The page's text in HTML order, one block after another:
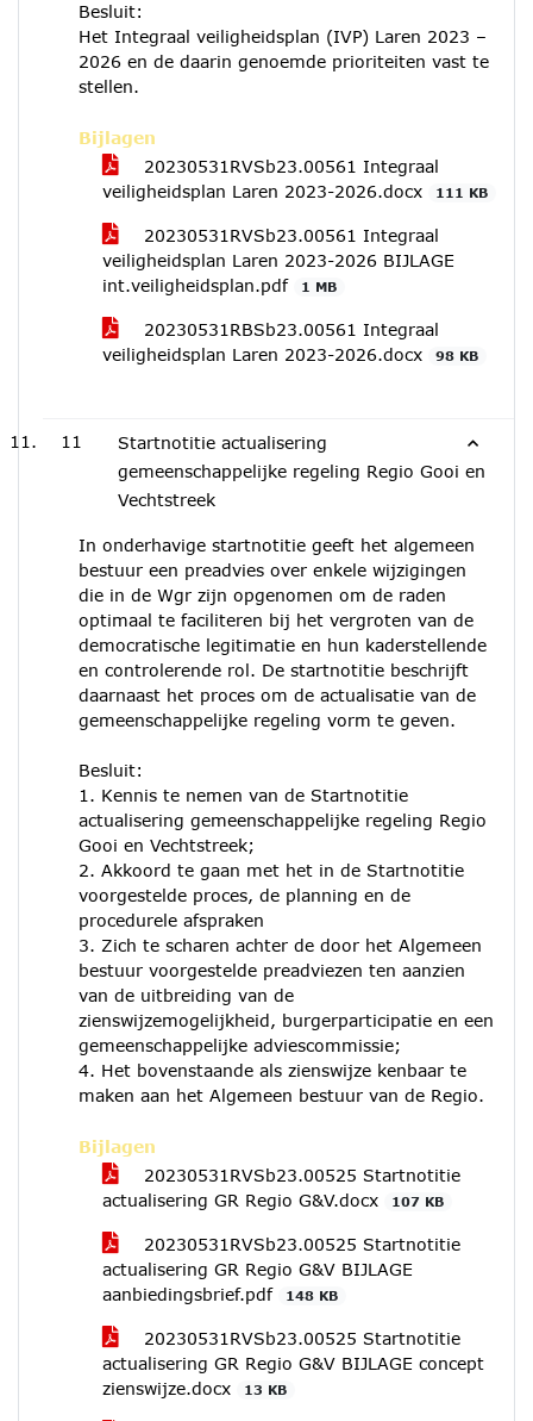
Besluit:
Het Integraal veiligheidsplan (IVP) Laren 2023 –
2026 en de daarin genoemde prioriteiten vast te
stellen.
Bijlagen
20230531RVSb23.00561 Integraal
veiligheidsplan Laren 2023-2026.docx
111 KB
20230531RVSb23.00561 Integraal
veiligheidsplan Laren 2023-2026 BIJLAGE
int.veiligheidsplan.pdf
1 MB
20230531RBSb23.00561 Integraal
veiligheidsplan Laren 2023-2026.docx
98 KB
11
Startnotitie actualisering
gemeenschappelijke regeling Regio Gooi en
Vechtstreek
In onderhavige startnotitie geeft het algemeen
bestuur een preadvies over enkele wijzigingen
die in de Wgr zijn opgenomen om de raden
optimaal te faciliteren bij het vergroten van de
democratische legitimatie en hun kaderstellende
en controlerende rol. De startnotitie beschrijft
daarnaast het proces om de actualisatie van de
gemeenschappelijke regeling vorm te geven.
Besluit:
1. Kennis te nemen van de Startnotitie
actualisering gemeenschappelijke regeling Regio
Gooi en Vechtstreek;
2. Akkoord te gaan met het in de Startnotitie
voorgestelde proces, de planning en de
procedurele afspraken
3. Zich te scharen achter de door het Algemeen
bestuur voorgestelde preadviezen ten aanzien
van de uitbreiding van de
zienswijzemogelijkheid, burgerparticipatie en een
gemeenschappelijke adviescommissie;
4. Het bovenstaande als zienswijze kenbaar te
maken aan het Algemeen bestuur van de Regio.
Bijlagen
20230531RVSb23.00525 Startnotitie
actualisering GR Regio G&V.docx
107 KB
20230531RVSb23.00525 Startnotitie
actualisering GR Regio G&V BIJLAGE
aanbiedingsbrief.pdf
148 KB
20230531RVSb23.00525 Startnotitie
actualisering GR Regio G&V BIJLAGE concept
zienswijze.docx
13 KB